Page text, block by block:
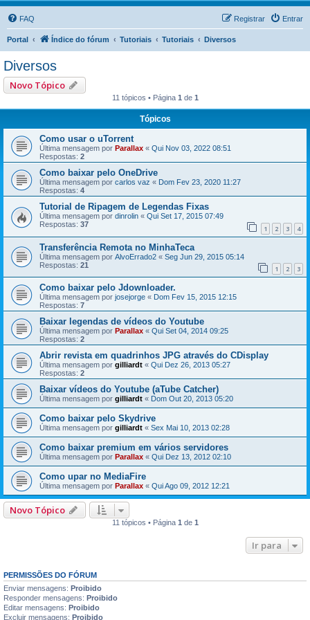
FAQ Entrar
Registrar
Portal Índice do fórum Tutoriais Tutoriais Diversos
Diversos
Novo Tópico
11 tópicos • Página 1 de 1
Tópicos
Como usar o uTorrent
Última mensagem por Parallax « Qui Nov 03, 2022 08:51
Respostas: 2
Como baixar pelo OneDrive
Última mensagem por carlos vaz « Dom Fev 23, 2020 11:27
Respostas: 4
Tutorial de Ripagem de Legendas Fixas
Última mensagem por dinrolin « Qui Set 17, 2015 07:49
Respostas: 37 1 2 3 4
Transferência Remota no MinhaTeca
Última mensagem por AlvoErrado2 « Seg Jun 29, 2015 05:14
Respostas: 21 1 2 3
Como baixar pelo Jdownloader.
Última mensagem por josejorge « Dom Fev 15, 2015 12:15
Respostas: 7
Baixar legendas de vídeos do Youtube
Última mensagem por Parallax « Qui Set 04, 2014 09:25
Respostas: 2
Abrir revista em quadrinhos JPG através do CDisplay
Última mensagem por gilliardt « Qui Dez 26, 2013 05:27
Respostas: 2
Baixar vídeos do Youtube (aTube Catcher)
Última mensagem por gilliardt « Dom Out 20, 2013 05:20
Como baixar pelo Skydrive
Última mensagem por gilliardt « Sex Mai 10, 2013 02:28
Como baixar premium em vários servidores
Última mensagem por Parallax « Qui Dez 13, 2012 02:10
Como upar no MediaFire
Última mensagem por Parallax « Qui Ago 09, 2012 12:21
Novo Tópico
11 tópicos • Página 1 de 1
Ir para
PERMISSÕES DO FÓRUM
Enviar mensagens: Proibido
Responder mensagens: Proibido
Editar mensagens: Proibido
Excluir mensagens: Proibido